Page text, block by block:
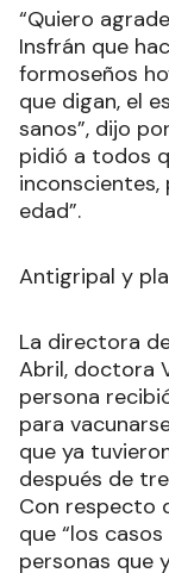
“Quiero
Insfrán que
formoseños
que digan, el
sanos”, dijo
pidió a todos
edad”.
Antigripal y
La directora
Abril, doctora
persona
para
que ya
después de
Con respecto
que “los
personas que